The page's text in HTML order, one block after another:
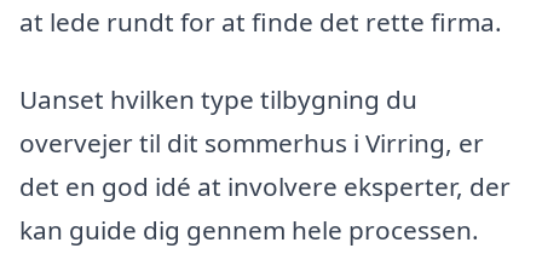
at lede rundt for at finde det rette firma.
Uanset hvilken type tilbygning du
overvejer til dit sommerhus i Virring, er
det en god idé at involvere eksperter, der
kan guide dig gennem hele processen.